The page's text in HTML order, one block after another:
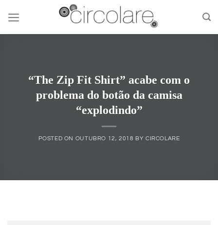
content
“The Zip Fit Shirt” acabe com o
problema do botão da camisa
“explodindo”
POSTED ON OUTUBRO 12, 2018 BY CIRCOLARE